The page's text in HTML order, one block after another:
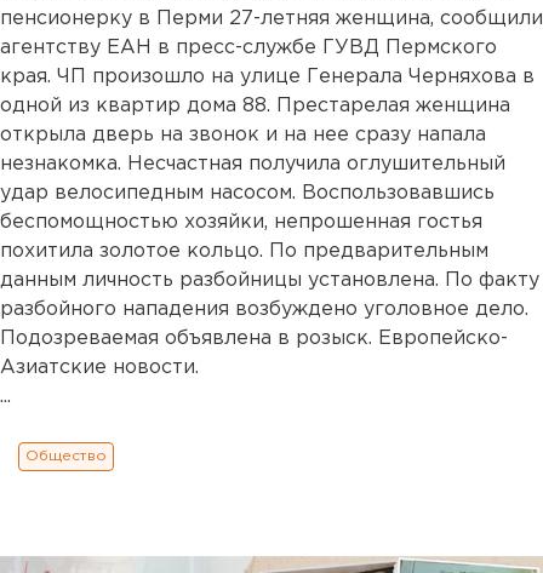
пенсионерку в Перми 27-летняя женщина, сообщили
агентству ЕАН в пресс-службе ГУВД Пермского
края. ЧП произошло на улице Генерала Черняхова в
одной из квартир дома 88. Престарелая женщина
открыла дверь на звонок и на нее сразу напала
незнакомка. Несчастная получила оглушительный
удар велосипедным насосом. Воспользовавшись
беспомощностью хозяйки, непрошенная гостья
похитила золотое кольцо. По предварительным
данным личность разбойницы установлена. По факту
разбойного нападения возбуждено уголовное дело.
Подозреваемая объявлена в розыск. Европейско-
Азиатские новости.
...
Общество